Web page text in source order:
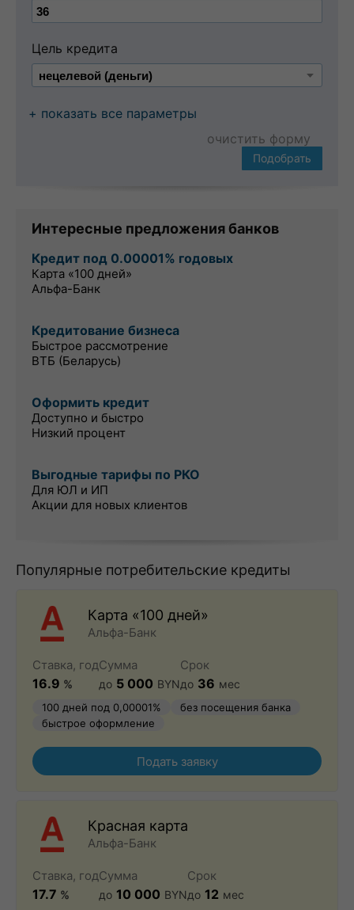
Цель кредита
+ показать все параметры
очистить форму
Подобрать
Интересные предложения банков
Кредит под 0.00001% годовых
Карта «100 дней»
Альфа-Банк
Кредитование бизнеса
Быстрое рассмотрение
ВТБ (Беларусь)
Оформить кредит
Доступно и быстро
Низкий процент
Выгодные тарифы по РКО
Для ЮЛ и ИП
Акции для новых клиентов
Популярные потребительские кредиты
Карта «100 дней»
Альфа-Банк
Ставка, год
16.9 %
Сумма
до 5 000 BYN
Срок
до 36 мес
100 дней под 0,00001%
без посещения банка
быстрое оформление
Подать заявку
Красная карта
Альфа-Банк
Ставка, год
17.7 %
Сумма
до 10 000 BYN
Срок
до 12 мес